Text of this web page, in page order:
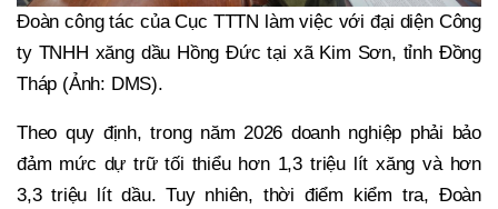
Đoàn công tác của Cục TTTN làm việc với đại diện Công
ty TNHH xăng dầu Hồng Đức tại xã Kim Sơn, tỉnh Đồng
Tháp (Ảnh: DMS).
Theo quy định, trong năm 2026 doanh nghiệp phải bảo
đảm mức dự trữ tối thiểu hơn 1,3 triệu lít xăng và hơn
3,3 triệu lít dầu. Tuy nhiên, thời điểm kiểm tra, Đoàn